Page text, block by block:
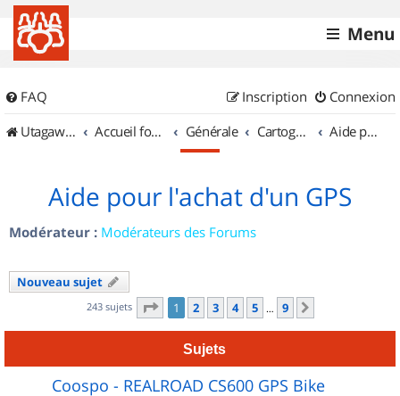
Menu
FAQ Connexion
Inscription
UtagawaVTT (Randos VTT et VTTAE avec traces GPS)
Accueil forum Générale Cartographie et GPS Aide pour l'achat d'un GPS
Aide pour l'achat d'un GPS
Modérateur : Modérateurs des Forums
Nouveau sujet
243 sujets Page 1sur
1 2 3 4 5 … 9
Sujets
Coospo - REALROAD CS600 GPS Bike